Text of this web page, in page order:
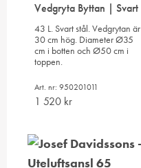
Vedgryta Byttan | Svart
43 L. Svart stål. Vedgrytan är
30 cm hög. Diameter Ø35
cm i botten och Ø50 cm i
toppen.
Art. nr: 950201011
1 520 kr